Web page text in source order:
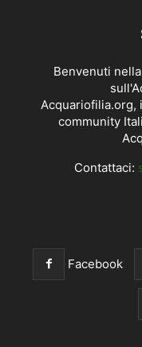
Benvenuti
Acquariofilia.org,
community
Contattaci:
Facebook